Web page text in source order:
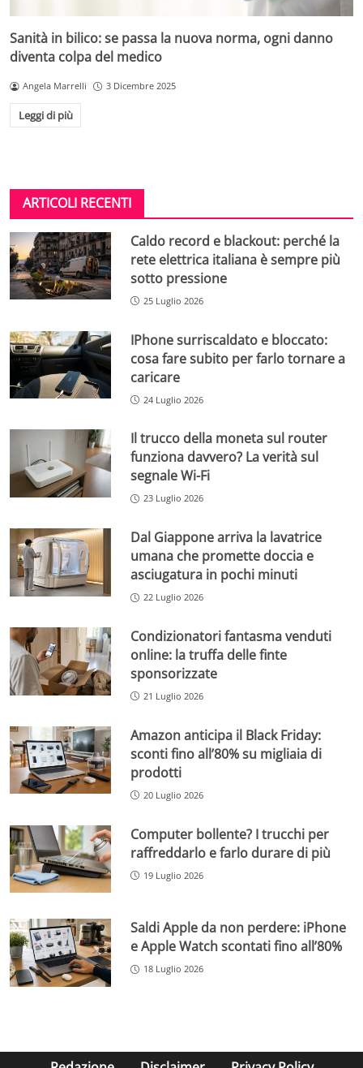
Sanità in bilico: se passa la nuova norma, ogni danno
diventa colpa del medico
Angela Marrelli 3 Dicembre 2025
Leggi di più
ARTICOLI RECENTI
Caldo record e blackout: perché la
rete elettrica italiana è sempre più
sotto pressione
25 Luglio 2026
IPhone surriscaldato e bloccato:
cosa fare subito per farlo tornare a
caricare
24 Luglio 2026
Il trucco della moneta sul router
funziona davvero? La verità sul
segnale Wi-Fi
23 Luglio 2026
Dal Giappone arriva la lavatrice
umana che promette doccia e
asciugatura in pochi minuti
22 Luglio 2026
Condizionatori fantasma venduti
online: la truffa delle finte
sponsorizzate
21 Luglio 2026
Amazon anticipa il Black Friday:
sconti fino all’80% su migliaia di
prodotti
20 Luglio 2026
Computer bollente? I trucchi per
raffreddarlo e farlo durare di più
19 Luglio 2026
Saldi Apple da non perdere: iPhone
e Apple Watch scontati fino all’80%
18 Luglio 2026